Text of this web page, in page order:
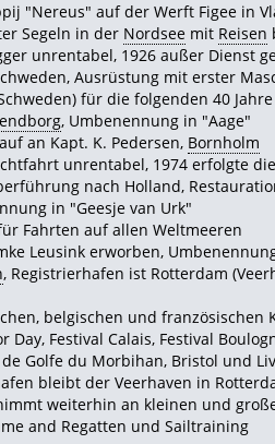
"Nereus" auf der Werft Figee in
Segeln in der Nordsee mit Reisen
unrentabel, 1926 außer Dienst
Ausrüstung mit erster
für die folgenden 40 Jahre
, Umbenennung in "Aage"
an Kapt. K. Pedersen, Bornholm
unrentabel, 1974 erfolgte
nach Holland,
in "Geesje van Urk"
Fahrten auf allen Weltmeeren
Leusink erworben,
, Registrierhafen ist Rotterdam
belgischen und französischen
Festival Calais, Festival
Golfe du Morbihan, Bristol und
bleibt der Veerhaven in
weiterhin an kleinen und
and Regatten und Sailtraining